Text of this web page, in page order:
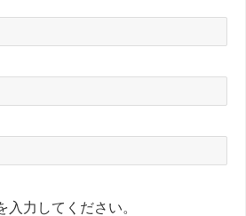
入力してください。